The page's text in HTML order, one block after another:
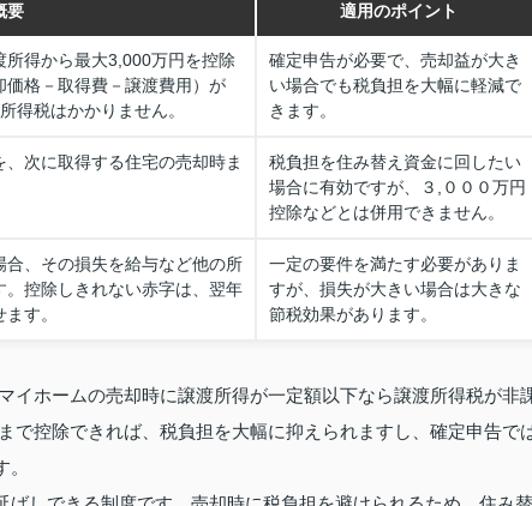
要 適用のポイント
得から最大3,000万円を控除
格－取得費－譲渡費用）が
得税はかかりません。
確定申告が必要で、売却益が大き
い場合でも税負担を大幅に軽減で
きます。
次に取得する住宅の売却時ま
税負担を住み替え資金に回したい
場合に有効ですが、３,０００万円
控除などとは併用できません。
、その損失を給与など他の所
控除しきれない赤字は、翌年
す。
一定の要件を満たす必要がありま
すが、損失が大きい場合は大きな
節税効果があります。
イホームの売却時に譲渡所得が一定額以下なら譲渡所得税が非
で控除できれば、税負担を大幅に抑えられますし、確定申告で